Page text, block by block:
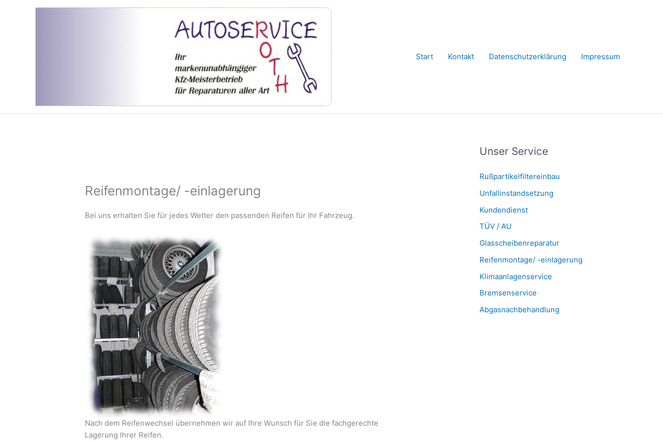
Start Kontakt Datenschutzerklärung Impressum
Reifenmontage/ -einlagerung
Bei uns erhalten Sie für jedes Wetter den passenden Reifen für Ihr Fahrzeug.
Nach dem Reifenwechsel übernehmen wir auf Ihre Wunsch für Sie die fachgerechte
Lagerung Ihrer Reifen.
Unser Service
Rußpartikelfiltereinbau
Unfallinstandsetzung
Kundendienst
TÜV / AU
Glasscheibenreparatur
Reifenmontage/ -einlagerung
Klimaanlagenservice
Bremsenservice
Abgasnachbehandlung